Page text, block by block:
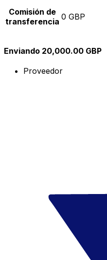
Comisión de
transferencia 0 GBP
Enviando 20,000.00 GBP
Proveedor